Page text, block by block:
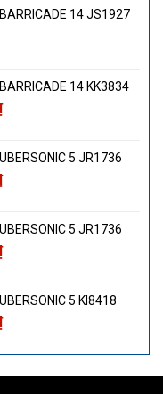
14 JS1927
14 KK3834
Giá
là:
2.850.000₫.
5 JR1736
Giá
là:
2.550.000₫.
5 JR1736
Giá
là:
2.550.000₫.
5 KI8418
Giá
tại
là: